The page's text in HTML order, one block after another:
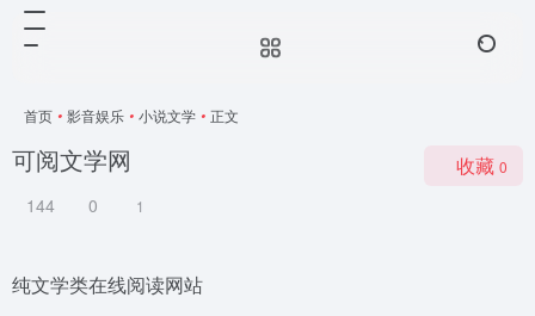
首页 • 影音娱乐 • 小说文学 • 正文
可阅文学网
144 0 1
收藏 0
纯文学类在线阅读网站